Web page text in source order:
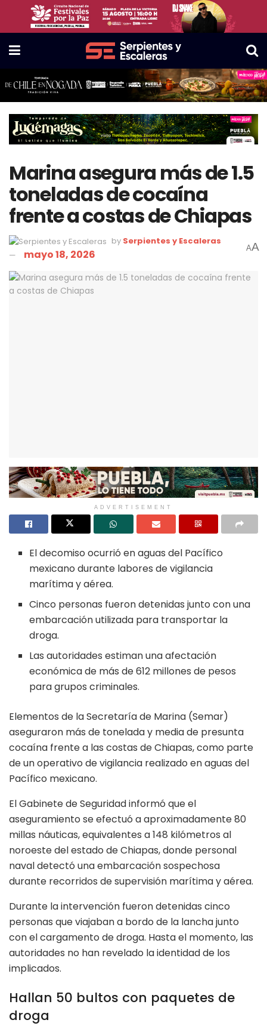
Marina asegura más de 1.5
toneladas de cocaína
frente a costas de Chiapas
by Serpientes y Escaleras
mayo 18, 2026 AA
ADVERTISEMENT
El decomiso ocurrió en aguas del Pacífico
mexicano durante labores de vigilancia
marítima y aérea.
Cinco personas fueron detenidas junto con una
embarcación utilizada para transportar la
droga.
Las autoridades estiman una afectación
económica de más de 612 millones de pesos
para grupos criminales.
Elementos de la Secretaría de Marina (Semar)
aseguraron más de tonelada y media de presunta
cocaína frente a las costas de Chiapas, como parte
de un operativo de vigilancia realizado en aguas del
Pacífico mexicano.
El Gabinete de Seguridad informó que el
aseguramiento se efectuó a aproximadamente 80
millas náuticas, equivalentes a 148 kilómetros al
noroeste del estado de Chiapas, donde personal
naval detectó una embarcación sospechosa
durante recorridos de supervisión marítima y aérea.
Durante la intervención fueron detenidas cinco
personas que viajaban a bordo de la lancha junto
con el cargamento de droga. Hasta el momento, las
autoridades no han revelado la identidad de los
implicados.
Hallan 50 bultos con paquetes de
droga